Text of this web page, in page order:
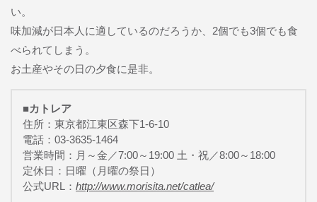
い。
味加減が日本人に適しているのだろうか、2個でも3個でも食
べられてしまう。
お土産やその日の夕食に是非。
■カトレア
住所：東京都江東区森下1-6-10
電話：03-3635-1464
営業時間：月～金／7:00～19:00 土・祝／8:00～18:00
定休日：日曜（月曜の祭日）
公式URL： http://www.morisita.net/catlea/